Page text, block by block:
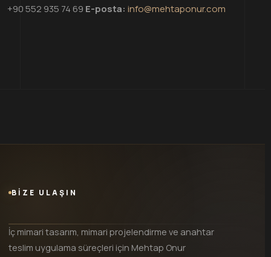
+90 552 935 74 69 E-posta: info@mehtaponur.com
BİZE ULAŞIN
İç mimari tasarım, mimari projelendirme ve anahtar
teslim uygulama süreçleri için Mehtap Onur